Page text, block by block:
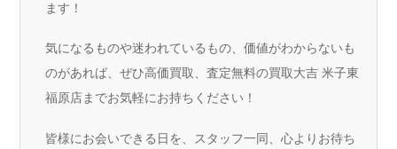
ます！
気になるものや迷われているもの、価値がわからないも
のがあれば、ぜひ高価買取、査定無料の買取大吉 米子東
福原店までお気軽にお持ちください！
皆様にお会いできる日を、スタッフ一同、心よりお待ち